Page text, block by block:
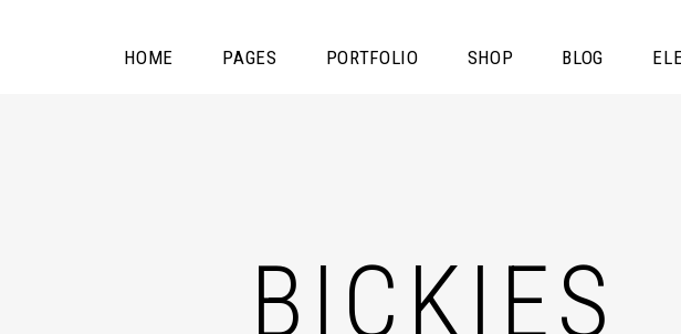
HOME PAGES PORTFOLIO SHOP BLOG
BICKIES